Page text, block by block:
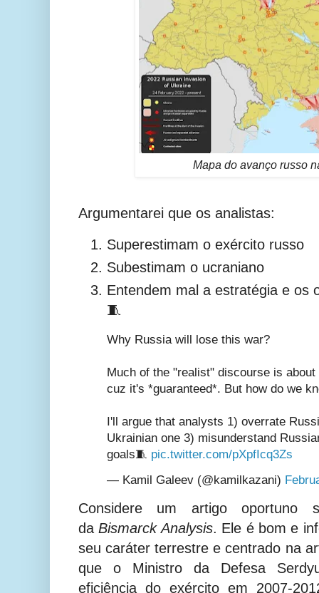
Mapa do avanço russo
Argumentarei que os analistas:
Superestimam o exército russo
Subestimam o ucraniano
Entendem mal a estratégia e os
🧵
Why Russia will lose this war?
Much of the "realist" discourse is
cuz it's *guaranteed*. But how do we
I'll argue that analysts 1) overrate
Ukrainian one 3) misunderstand
goals🧵 pic.twitter.com/pXpfIcq3Zs
— Kamil Galeev (@kamilkazani)
Considere um artigo oportuno
daBismarck Analysis. Ele é bom e
seu caráter terrestre e centrado na
que o Ministro da Defesa
eficiência do exército em 2007-